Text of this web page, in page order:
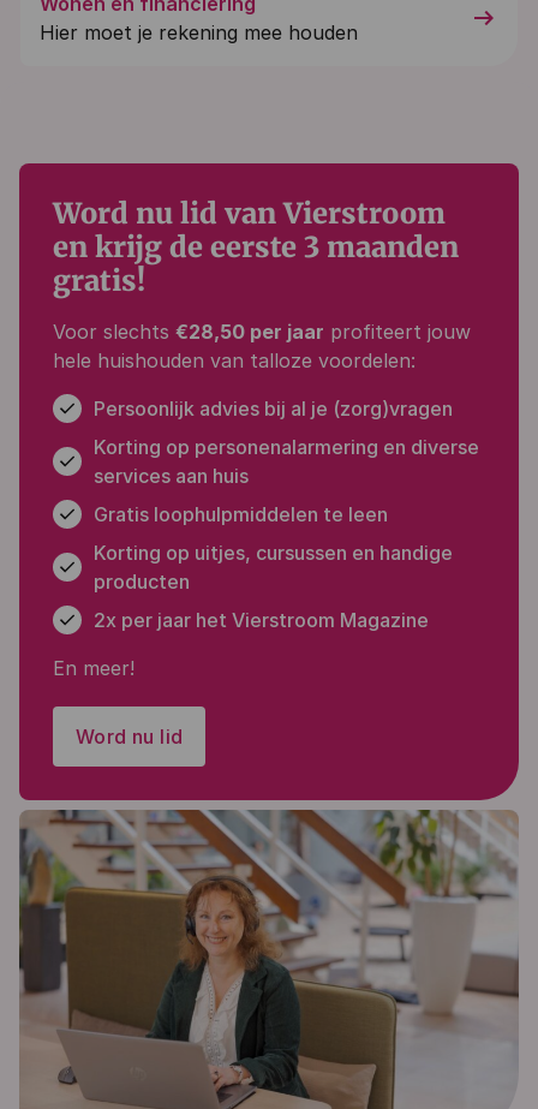
Hier moet je rekening mee houden
arrow_right_alt
Word nu lid van Vierstroom
en krijg de eerste 3 maanden
gratis!
Voor slechts €28,50 per jaar profiteert jouw
hele huishouden van talloze voordelen:
Persoonlijk advies bij al je (zorg)vragen
Korting op personenalarmering en diverse
services aan huis
Gratis loophulpmiddelen te leen
Korting op uitjes, cursussen en handige
producten
2x per jaar het Vierstroom Magazine
En meer!
Word nu lid